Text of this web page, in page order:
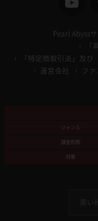
Pearl Abyss
「特定商取引法」及
運営会社
フ
ジャンル
課金形態
対象
黒い